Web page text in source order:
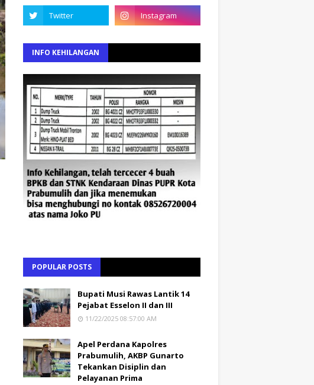
INFO KEHILANGAN
POPULAR POSTS
Bupati Musi Rawas Lantik 14
Pejabat Esselon II dan III
11/22/2025 08:57:00 AM
Apel Perdana Kapolres
Prabumulih, AKBP Gunarto
Tekankan Disiplin dan
Pelayanan Prima